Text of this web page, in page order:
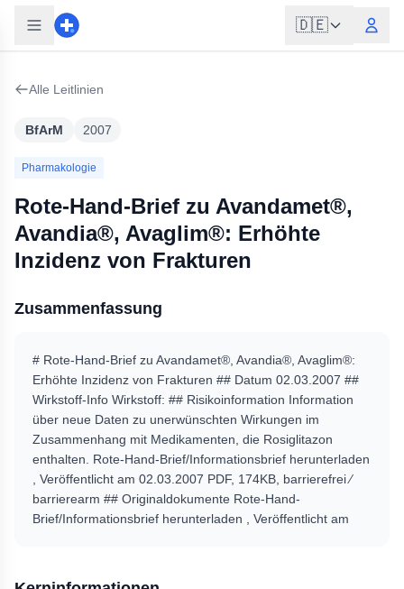
🇩🇪
Alle Leitlinien
BfArM 2007
Pharmakologie
Rote-Hand-Brief zu Avandamet®,
Avandia®, Avaglim®: Erhöhte
Inzidenz von Frakturen
Zusammenfassung
# Rote-Hand-Brief zu Avandamet®, Avandia®, Avaglim®:
Erhöhte Inzidenz von Frakturen ## Datum 02.03.2007 ##
Wirkstoff-Info Wirkstoff: ## Risikoinformation Information
über neue Daten zu unerwünschten Wirkungen im
Zusammenhang mit Medikamenten, die Rosiglitazon
enthalten. Rote-Hand-Brief/Informationsbrief herunterladen
, Veröffentlicht am 02.03.2007 PDF, 174KB, barrierefrei ⁄
barrierearm ## Originaldokumente Rote-Hand-
Brief/Informationsbrief herunterladen , Veröffentlicht am